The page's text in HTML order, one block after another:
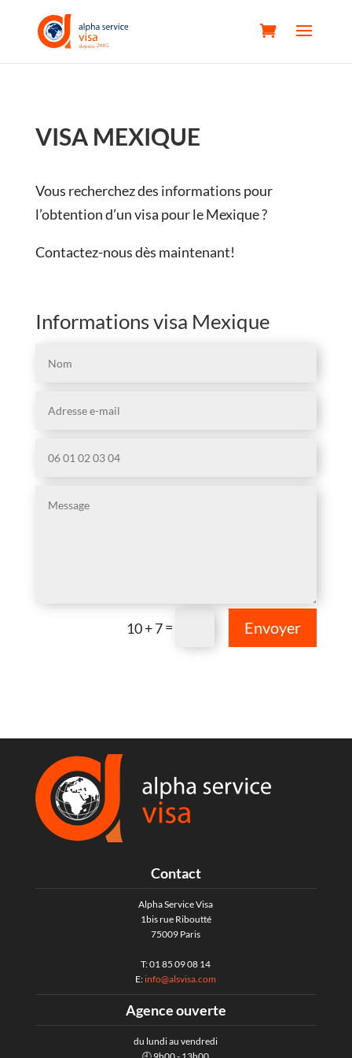
VISA MEXIQUE
Vous recherchez des informations pour
l’obtention d’un visa pour le Mexique ?
Contactez-nous dès maintenant!
Informations visa Mexique
10 + 7= Envoyer
Contact
Alpha Service Visa
1bis rue Riboutté
75009 Paris
T: 01 85 09 08 14
E: info@alsvisa.com
Agence ouverte
du lundi au vendredi